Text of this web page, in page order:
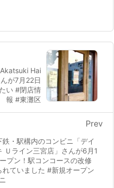
Hai
が7月22日
い #閉店情
報 #東灘区
・駅構内のコンビニ「デイ
Ｕライン三宮店」さんが6月1
プン！駅コンコースの改修
れていました #新規オープン
Prev